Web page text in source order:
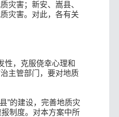
灾害；新安、嵩县、
灾害。对此，各有关
性，克服侥幸心理和
主管部门，要对地质
”的建设，完善地质灾
制度。对本方案中所